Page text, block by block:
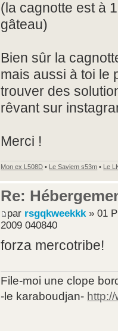
(la cagnotte est à
gâteau)
Bien sûr la
mais aussi à toi le
trouver des
rêvant sur
Merci !
Mon ex L508D • Le Saviem s53m • Le
Re:
par rsgqkweekkk» 01
2009 040840
forza mercotribe!
File-moi une clope
-le karaboudjan-